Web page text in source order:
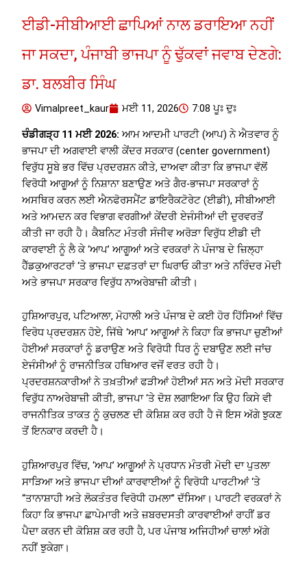
ਈਡੀ-ਸੀਬੀਆਈ ਛਾਪਿਆਂ ਨਾਲ ਡਰਾਇਆ ਨਹੀਂ
ਜਾ ਸਕਦਾ, ਪੰਜਾਬੀ ਭਾਜਪਾ ਨੂੰ ਢੁੱਕਵਾਂ ਜਵਾਬ ਦੇਣਗੇ:
ਡਾ. ਬਲਬੀਰ ਸਿੰਘ
Vimalpreet_kaur ਮਈ 11, 2026 7:08 ਪੂਃ ਦੁਃ
ਚੰਡੀਗੜ੍ਹ 11 ਮਈ 2026: ਆਮ ਆਦਮੀ ਪਾਰਟੀ (ਆਪ) ਨੇ ਐਤਵਾਰ ਨੂੰ
ਭਾਜਪਾ ਦੀ ਅਗਵਾਈ ਵਾਲੀ ਕੇਂਦਰ ਸਰਕਾਰ (center government)
ਵਿਰੁੱਧ ਸੂਬੇ ਭਰ ਵਿੱਚ ਪ੍ਰਦਰਸ਼ਨ ਕੀਤੇ, ਦਾਅਵਾ ਕੀਤਾ ਕਿ ਭਾਜਪਾ ਵੱਲੋਂ
ਵਿਰੋਧੀ ਆਗੂਆਂ ਨੂੰ ਨਿਸ਼ਾਨਾ ਬਣਾਉਣ ਅਤੇ ਗੈਰ-ਭਾਜਪਾ ਸਰਕਾਰਾਂ ਨੂੰ
ਅਸਥਿਰ ਕਰਨ ਲਈ ਐਨਫੋਰਸਮੈਂਟ ਡਾਇਰੈਕਟੋਰੇਟ (ਈਡੀ), ਸੀਬੀਆਈ
ਅਤੇ ਆਮਦਨ ਕਰ ਵਿਭਾਗ ਵਰਗੀਆਂ ਕੇਂਦਰੀ ਏਜੰਸੀਆਂ ਦੀ ਦੁਰਵਰਤੋਂ
ਕੀਤੀ ਜਾ ਰਹੀ ਹੈ। ਕੈਬਨਿਟ ਮੰਤਰੀ ਸੰਜੀਵ ਅਰੋੜਾ ਵਿਰੁੱਧ ਈਡੀ ਦੀ
ਕਾਰਵਾਈ ਨੂੰ ਲੈ ਕੇ ‘ਆਪ’ ਆਗੂਆਂ ਅਤੇ ਵਰਕਰਾਂ ਨੇ ਪੰਜਾਬ ਦੇ ਜ਼ਿਲ੍ਹਾ
ਹੈੱਡਕੁਆਰਟਰਾਂ ‘ਤੇ ਭਾਜਪਾ ਦਫ਼ਤਰਾਂ ਦਾ ਘਿਰਾਓ ਕੀਤਾ ਅਤੇ ਨਰਿੰਦਰ ਮੋਦੀ
ਅਤੇ ਭਾਜਪਾ ਸਰਕਾਰ ਵਿਰੁੱਧ ਨਾਅਰੇਬਾਜ਼ੀ ਕੀਤੀ।
ਹੁਸ਼ਿਆਰਪੁਰ, ਪਟਿਆਲਾ, ਮੋਹਾਲੀ ਅਤੇ ਪੰਜਾਬ ਦੇ ਕਈ ਹੋਰ ਹਿੱਸਿਆਂ ਵਿੱਚ
ਵਿਰੋਧ ਪ੍ਰਦਰਸ਼ਨ ਹੋਏ, ਜਿੱਥੇ ‘ਆਪ’ ਆਗੂਆਂ ਨੇ ਕਿਹਾ ਕਿ ਭਾਜਪਾ ਚੁਣੀਆਂ
ਹੋਈਆਂ ਸਰਕਾਰਾਂ ਨੂੰ ਡਰਾਉਣ ਅਤੇ ਵਿਰੋਧੀ ਧਿਰ ਨੂੰ ਦਬਾਉਣ ਲਈ ਜਾਂਚ
ਏਜੰਸੀਆਂ ਨੂੰ ਰਾਜਨੀਤਿਕ ਹਥਿਆਰ ਵਜੋਂ ਵਰਤ ਰਹੀ ਹੈ।
ਪ੍ਰਦਰਸ਼ਨਕਾਰੀਆਂ ਨੇ ਤਖ਼ਤੀਆਂ ਫੜੀਆਂ ਹੋਈਆਂ ਸਨ ਅਤੇ ਮੋਦੀ ਸਰਕਾਰ
ਵਿਰੁੱਧ ਨਾਅਰੇਬਾਜ਼ੀ ਕੀਤੀ, ਭਾਜਪਾ ‘ਤੇ ਦੋਸ਼ ਲਗਾਇਆ ਕਿ ਉਹ ਕਿਸੇ ਵੀ
ਰਾਜਨੀਤਿਕ ਤਾਕਤ ਨੂੰ ਕੁਚਲਣ ਦੀ ਕੋਸ਼ਿਸ਼ ਕਰ ਰਹੀ ਹੈ ਜੋ ਇਸ ਅੱਗੇ ਝੁਕਣ
ਤੋਂ ਇਨਕਾਰ ਕਰਦੀ ਹੈ।
ਹੁਸ਼ਿਆਰਪੁਰ ਵਿੱਚ, ‘ਆਪ’ ਆਗੂਆਂ ਨੇ ਪ੍ਰਧਾਨ ਮੰਤਰੀ ਮੋਦੀ ਦਾ ਪੁਤਲਾ
ਸਾੜਿਆ ਅਤੇ ਭਾਜਪਾ ਦੀਆਂ ਕਾਰਵਾਈਆਂ ਨੂੰ ਵਿਰੋਧੀ ਪਾਰਟੀਆਂ ‘ਤੇ
“ਤਾਨਾਸ਼ਾਹੀ ਅਤੇ ਲੋਕਤੰਤਰ ਵਿਰੋਧੀ ਹਮਲਾ” ਦੱਸਿਆ। ਪਾਰਟੀ ਵਰਕਰਾਂ ਨੇ
ਕਿਹਾ ਕਿ ਭਾਜਪਾ ਛਾਪੇਮਾਰੀ ਅਤੇ ਜ਼ਬਰਦਸਤੀ ਕਾਰਵਾਈਆਂ ਰਾਹੀਂ ਡਰ
ਪੈਦਾ ਕਰਨ ਦੀ ਕੋਸ਼ਿਸ਼ ਕਰ ਰਹੀ ਹੈ, ਪਰ ਪੰਜਾਬ ਅਜਿਹੀਆਂ ਚਾਲਾਂ ਅੱਗੇ
ਨਹੀਂ ਝੁਕੇਗਾ।